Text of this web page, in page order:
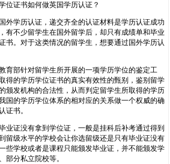
位证书如何做英国学历认证？
外学历认证，递交齐全的认证材料是学历认证成功
有不少留学生在国外留学后，却只有成绩单和毕业
书。对于这类情况的留学生，想要通过国外学历认
育部针对留学生所开展的一项学历学位的鉴定工
得的学历学位证书的真实有效性的甄别，鉴别留学
颁发机构的合法性，从而判定留学生所取得的学历
国的学历学位体系的相对应的关系做一个权威的确
证书。
业证没有拿到学位证，一般是挂科后补考通过得到
留级水平的学校会让你选留级还是只有毕业证没有
些学校或者是课程只能颁发毕业证，并不能颁发学
部分私立院校等。